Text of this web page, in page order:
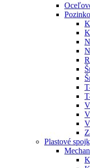
Plastové